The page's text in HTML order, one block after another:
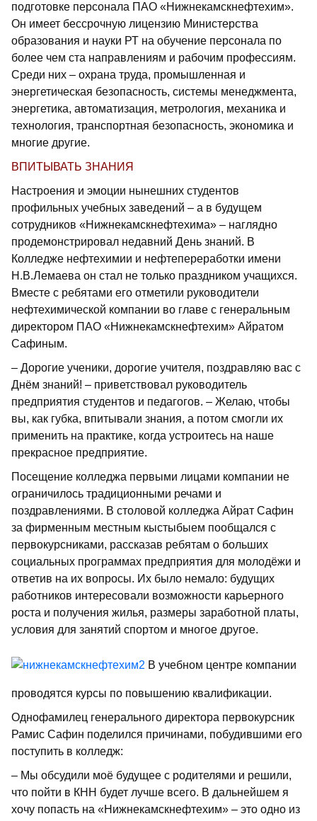
подготовке персонала ПАО «Нижнекамскнефтехим».
Он имеет бессрочную лицензию Министерства
образования и науки РТ на обучение персонала по
более чем ста направлениям и рабочим профессиям.
Среди них – охрана труда, промышленная и
энергетическая безопасность, системы менеджмента,
энергетика, автоматизация, метрология, механика и
технология, транспортная безопасность, экономика и
многие другие.
ВПИТЫВАТЬ ЗНАНИЯ
Настроения и эмоции нынешних студентов
профильных учебных заведений – а в будущем
сотрудников «Нижнекамскнефтехима» – наглядно
продемонстрировал недавний День знаний. В
Колледже нефтехимии и нефтепереработки имени
Н.В.Лемаева он стал не только праздником учащихся.
Вместе с ребятами его отметили руководители
нефтехимической компании во главе с генеральным
директором ПАО «Нижнекамскнефтехим» Айратом
Сафиным.
– Дорогие ученики, дорогие учителя, поздравляю вас с
Днём знаний! – приветствовал руководитель
предприятия студентов и педагогов. – Желаю, чтобы
вы, как губка, впитывали знания, а потом смогли их
применить на практике, когда устроитесь на наше
прекрасное предприятие.
Посещение колледжа первыми лицами компании не
ограничилось традиционными речами и
поздравлениями. В столовой колледжа Айрат Сафин
за фирменным местным кыстыбыем пообщался с
первокурсниками, рассказав ребятам о больших
социальных программах предприятия для молодёжи и
ответив на их вопросы. Их было немало: будущих
работников интересовали возможности карьерного
роста и получения жилья, размеры заработной платы,
условия для занятий спортом и многое другое.
В учебном центре компании
проводятся курсы по повышению квалификации.
Однофамилец генерального директора первокурсник
Рамис Сафин поделился причинами, побудившими его
поступить в колледж:
– Мы обсудили моё будущее с родителями и решили,
что пойти в КНН будет лучше всего. В дальнейшем я
хочу попасть на «Нижнекамскнефтехим» – это одно из